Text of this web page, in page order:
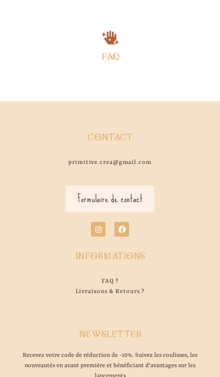
FAQ
CONTACT
primitive.crea@gmail.com
Formulaire de contact
INFORMATIONS
FAQ ?
Livraisons & Retours ?
NEWSLETTER
Recevez votre code de réduction de -10%. Suivez les coulisses, les
nouveautés en avant première et bénéficiant d'avantages sur les